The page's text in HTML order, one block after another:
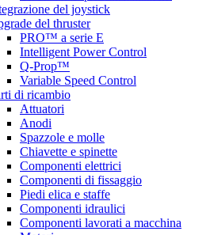
del joystick
del thruster
PRO™ a serie E
Intelligent Power Control
Q-Prop™
Variable Speed Control
di ricambio
Attuatori
Anodi
Spazzole e molle
Chiavette e spinette
Componenti elettrici
Componenti di fissaggio
Piedi elica e staffe
Componenti idraulici
Componenti lavorati a macchina